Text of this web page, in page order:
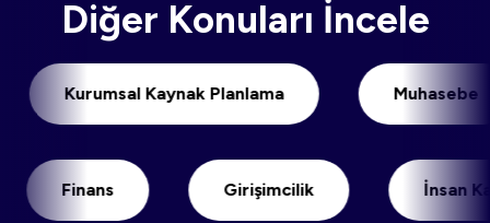
Diğer Konuları İncele
Kurumsal Kaynak Planlama
Finans Girişimcilik İnsan